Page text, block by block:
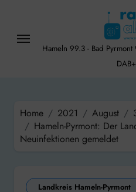
content
Hameln 99.3 - Bad
Home 2021 August
Hameln-Pyrmont: Der
Neuinfektionen gemeldet
Landkreis Hameln-Pyrmont